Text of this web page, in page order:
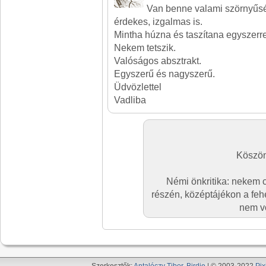
Van benne valami
érdekes, izgalmas is.
Mintha húzna és taszítana
Nekem tetszik.
Valóságos absztrakt.
Egyszerű és nagyszerű.
Üdvözlettel
Vadliba
Némi önkritika: nekem
részén, középtájékon a
nem